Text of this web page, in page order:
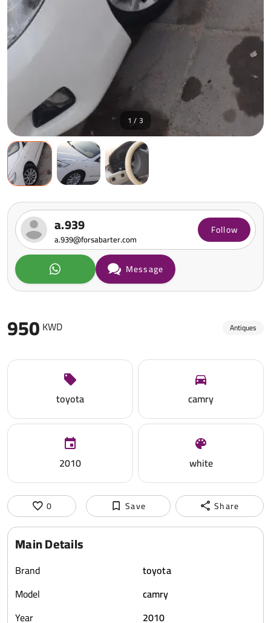
950 KWD Antiques
toyota camry
2010 white
0 Save Share
Main Details
Brand
toyota
Model
camry
Year
2010
1 / 3
a.939
a.939@forsabarter.com
Follow
Message